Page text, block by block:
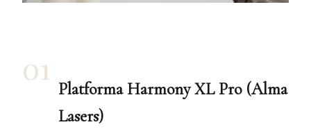
01
Platforma Harmony XL Pro (Alma
Lasers)